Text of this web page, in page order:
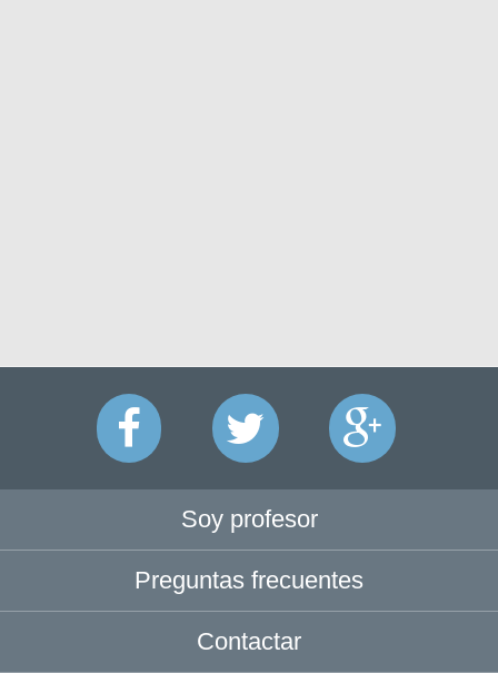
Soy profesor
Preguntas frecuentes
Contactar